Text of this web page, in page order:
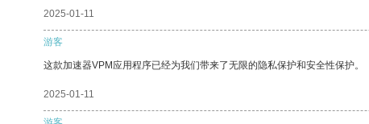
2025-01-11
游客
这款加速器VPM应用程序已经为我们带来了无限的隐私保护和安全性保护。
2025-01-11